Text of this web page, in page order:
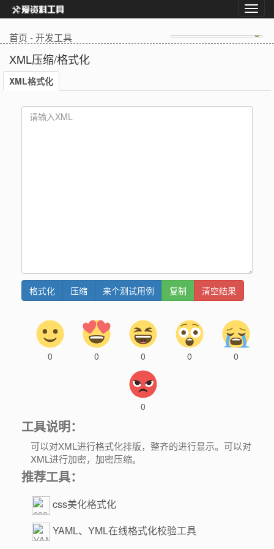
首页 -开发工具
XML压缩/格式化
XML格式化
格式化 压缩 来个测试用例 复制 清空结果
0 0 0 0 0
0
工具说明：
可以对XML进行格式化排版，整齐的进行显示。可以对
XML进行加密，加密压缩。
推荐工具：
css美化格式化
YAML、YML在线格式化校验工具